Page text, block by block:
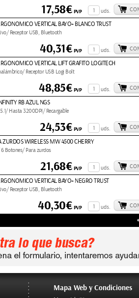
uds.
17,58€PVP
VERTICAL BAYO+ BLANCO TRUST
Receptor USB, Bluetooth
uds.
40,31€PVP
VERTICAL LIFT GRAFITO LOGITECH
Receptor USB Logi Bolt
uds.
48,85€PVP
RB AZUL NGS
Hasta 3200DPI/ Recargable
uds.
24,53€PVP
ZURDOS WIRELESS MW 4500 CHERRY
Botones/ Para zurdos
uds.
21,68€PVP
VERTICAL BAYO+ NEGRO TRUST
Receptor USB, Bluetooth
uds.
40,30€PVP
Mapa Web y Condiciones